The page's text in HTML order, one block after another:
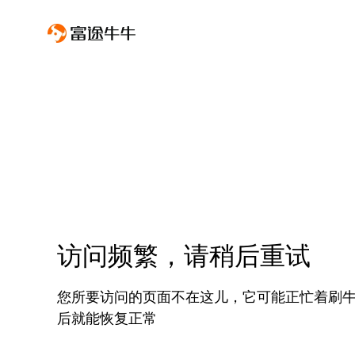
访问频繁，请稍后重试
您所要访问的页面不在这儿，它可能正忙着刷
后就能恢复正常